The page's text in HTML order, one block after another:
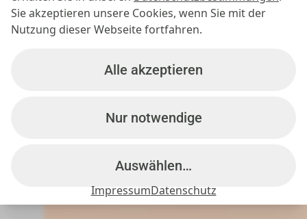
Sie akzeptieren unsere Cookies, wenn Sie mit der
Nutzung dieser Webseite fortfahren.
Nur notwendige
Auswählen…
Alle akzeptieren
ImpressumDatenschutz